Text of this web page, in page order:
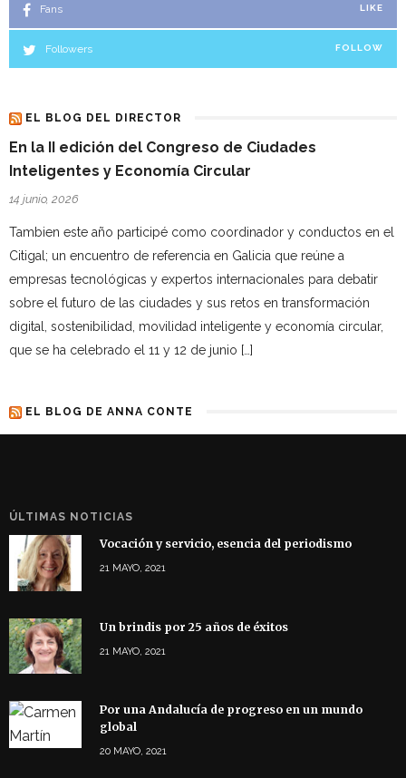
Fans LIKE
Followers FOLLOW
EL BLOG DEL DIRECTOR
En la II edición del Congreso de Ciudades
Inteligentes y Economía Circular
14 junio, 2026
Tambien este año participé como coordinador y conductos en el
Citigal; un encuentro de referencia en Galicia que reúne a
empresas tecnológicas y expertos internacionales para debatir
sobre el futuro de las ciudades y sus retos en transformación
digital, sostenibilidad, movilidad inteligente y economía circular,
que se ha celebrado el 11 y 12 de junio […]
EL BLOG DE ANNA CONTE
ÚLTIMAS NOTICIAS
Vocación y servicio, esencia del periodismo
21 MAYO, 2021
Un brindis por 25 años de éxitos
21 MAYO, 2021
Por una Andalucía de progreso en un mundo
global
20 MAYO, 2021